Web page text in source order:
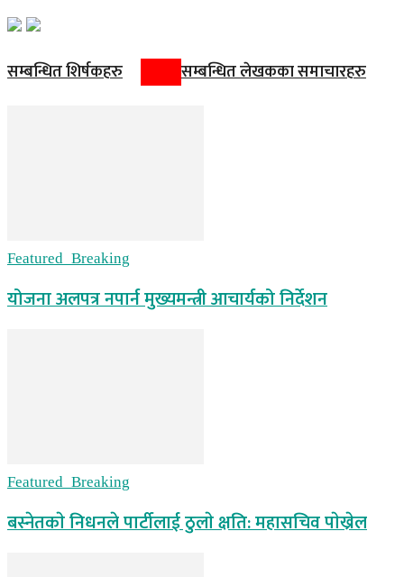
सम्बन्धित शिर्षकहरु सम्बन्धित लेखकका समाचारहरु
Featured_Breaking
योजना अलपत्र नपार्न मुख्यमन्त्री आचार्यको निर्देशन
Featured_Breaking
बस्नेतकाे निधनले पार्टीलाई ठुलाे क्षति: महासचिव पाेख्रेल